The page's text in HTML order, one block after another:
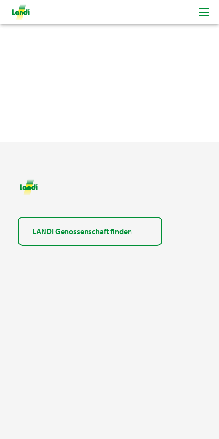
LANDI Genossenschaft finden